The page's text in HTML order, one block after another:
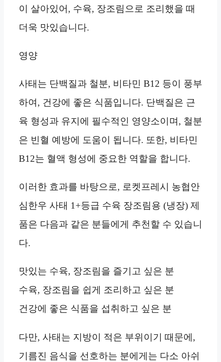
이 살아있어, 수육, 장조림으로 조리했을 때
더욱 맛있습니다.
영양
사태는 단백질과 철분, 비타민 B12 등이 풍부
하여, 건강에 좋은 식품입니다. 단백질은 근
육 형성과 유지에 필수적인 영양소이며, 철분
은 빈혈 예방에 도움이 됩니다. 또한, 비타민
B12는 혈액 형성에 중요한 역할을 합니다.
이러한 효과를 바탕으로, 로켓프레시 농협안
심한우 사태 1+등급 수육 장조림용 (냉장) 제
품은 다음과 같은 분들에게 추천할 수 있습니
다.
맛있는 수육, 장조림을 즐기고 싶은 분
수육, 장조림을 쉽게 조리하고 싶은 분
건강에 좋은 식품을 섭취하고 싶은 분
다만, 사태는 지방이 적은 부위이기 때문에,
기름진 음식을 선호하는 분에게는 다소 아쉬